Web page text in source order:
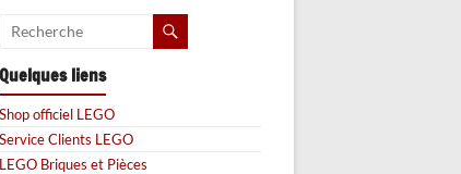
Quelques liens
Shop officiel LEGO
Service Clients LEGO
LEGO Briques et Pièces